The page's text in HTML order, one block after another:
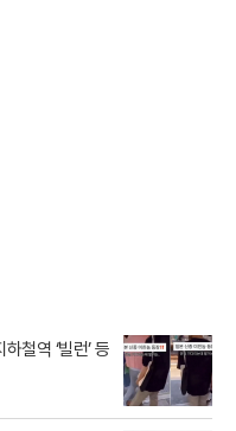
철역 ‘빌런’ 등